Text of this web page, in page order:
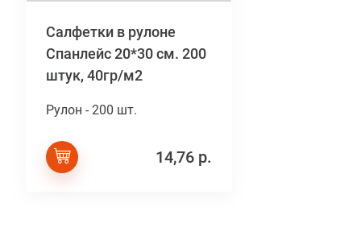
Салфетки в рулоне
Спанлейс 20*30 см. 200
штук, 40гр/м2
Рулон - 200 шт.
14,76 р.